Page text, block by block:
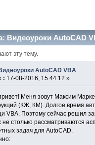
Видеоуроки AutoCAD
эту тему.
AutoCAD VBA
: 17-08-2016, 15:44:12 »
Меня зовут Максим
(КЖ, КМ). Долгое время
VBA. Поэтому сейчас решил
не столько рассматриваются
задач для AutoCAD.